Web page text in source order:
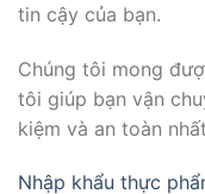
tin cậy của bạn.
Chúng tôi mong
tôi giúp bạn vận
kiệm và an toàn
Nhập khẩu thực